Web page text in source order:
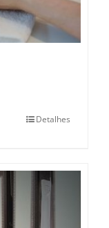
Detalhes